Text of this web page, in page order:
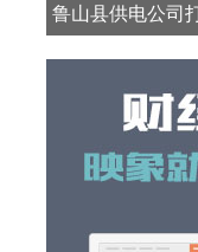
鲁山县供电公司